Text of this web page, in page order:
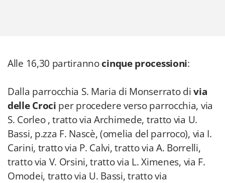
Alle 16,30 partirannocinque processioni:
Dalla parrocchia S. Maria di Monserrato divia
delle Croci per procedere verso parrocchia, via
S. Corleo , tratto via Archimede, tratto via U.
Bassi, p.zza F. Nascè, (omelia del parroco), via I.
Carini, tratto via P. Calvi, tratto via A. Borrelli,
tratto via V. Orsini, tratto via L. Ximenes, via F.
Omodei, tratto via U. Bassi, tratto via